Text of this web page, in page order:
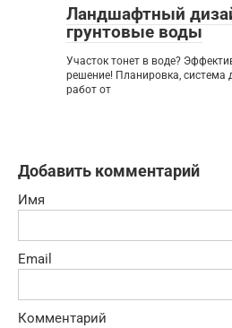
Ландшафтный
грунтовые воды
Участок тонет в воде?
решение! Планировка, система
работ от
Добавить комментарий
Имя
Email
Комментарий